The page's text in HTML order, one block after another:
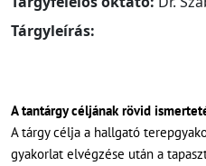
Tárgyleírás:
A tantárgy céljának rövid
A tárgy célja a hallgató
gyakorlat elvégzése után a